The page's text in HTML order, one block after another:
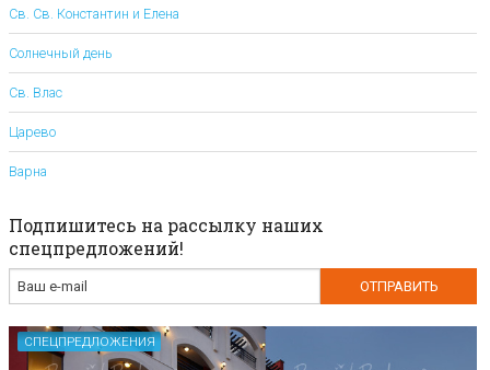
Св. Св. Константин и Елена
Солнечный день
Св. Влас
Царево
Варна
Подпишитесь на рассылку наших
спецпредложений!
СПЕЦПРЕДЛОЖЕНИЯ